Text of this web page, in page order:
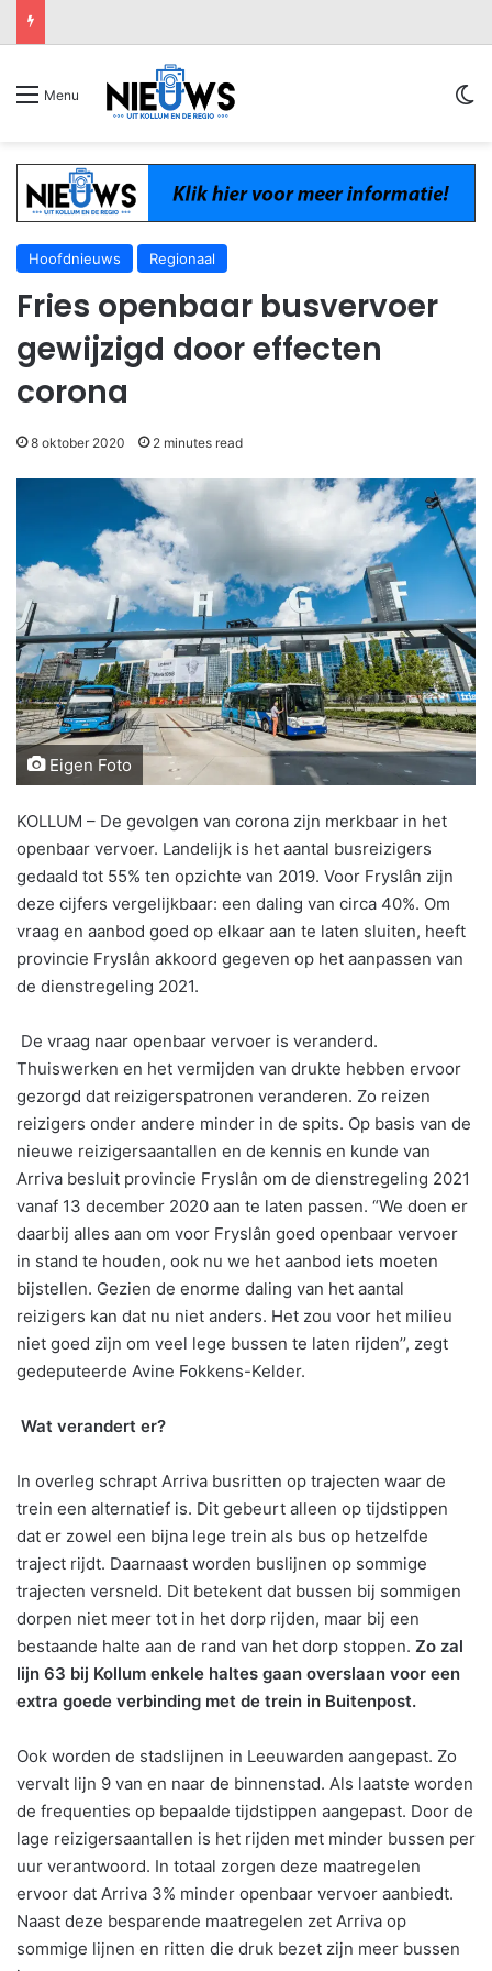
Menu
Hoofdnieuws Regionaal
Fries openbaar busvervoer
gewijzigd door effecten
corona
8 oktober 2020 2 minutes read
Eigen Foto
KOLLUM – De gevolgen van corona zijn merkbaar in het
openbaar vervoer. Landelijk is het aantal busreizigers
gedaald tot 55% ten opzichte van 2019. Voor Fryslân zijn
deze cijfers vergelijkbaar: een daling van circa 40%. Om
vraag en aanbod goed op elkaar aan te laten sluiten, heeft
provincie Fryslân akkoord gegeven op het aanpassen van
de dienstregeling 2021.
De vraag naar openbaar vervoer is veranderd.
Thuiswerken en het vermijden van drukte hebben ervoor
gezorgd dat reizigerspatronen veranderen. Zo reizen
reizigers onder andere minder in de spits. Op basis van de
nieuwe reizigersaantallen en de kennis en kunde van
Arriva besluit provincie Fryslân om de dienstregeling 2021
vanaf 13 december 2020 aan te laten passen. “We doen er
daarbij alles aan om voor Fryslân goed openbaar vervoer
in stand te houden, ook nu we het aanbod iets moeten
bijstellen. Gezien de enorme daling van het aantal
reizigers kan dat nu niet anders. Het zou voor het milieu
niet goed zijn om veel lege bussen te laten rijden’’, zegt
gedeputeerde Avine Fokkens-Kelder.
Wat verandert er?
In overleg schrapt Arriva busritten op trajecten waar de
trein een alternatief is. Dit gebeurt alleen op tijdstippen
dat er zowel een bijna lege trein als bus op hetzelfde
traject rijdt. Daarnaast worden buslijnen op sommige
trajecten versneld. Dit betekent dat bussen bij sommigen
dorpen niet meer tot in het dorp rijden, maar bij een
bestaande halte aan de rand van het dorp stoppen. Zo zal
lijn 63 bij Kollum enkele haltes gaan overslaan voor een
extra goede verbinding met de trein in Buitenpost.
Ook worden de stadslijnen in Leeuwarden aangepast. Zo
vervalt lijn 9 van en naar de binnenstad. Als laatste worden
de frequenties op bepaalde tijdstippen aangepast. Door de
lage reizigersaantallen is het rijden met minder bussen per
uur verantwoord. In totaal zorgen deze maatregelen
ervoor dat Arriva 3% minder openbaar vervoer aanbiedt.
Naast deze besparende maatregelen zet Arriva op
sommige lijnen en ritten die druk bezet zijn meer bussen